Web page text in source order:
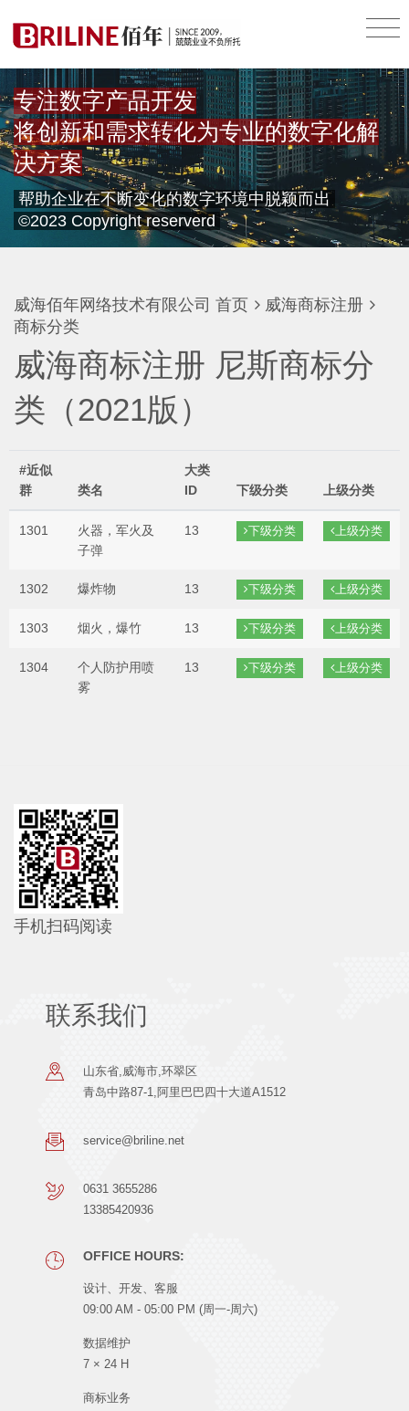
专注数字产品开发
将创新和需求转化为专业的数字化解
决方案
帮助企业在不断变化的数字环境中脱颖而出
©2023 Copyright reserverd
威海佰年网络技术有限公司 首页
威海商标注册
商标分类
威海商标注册 尼斯商标分
类（2021版）
#近似
群
类名
大类
ID
下级分类 上级分类
1301
火器，军火及
子弹
13 下级分类 上级分类
1302 爆炸物 13 下级分类 上级分类
1303 烟火，爆竹 13 下级分类 上级分类
1304
个人防护用喷
雾
13 下级分类 上级分类
手机扫码阅读
联系我们
山东省,威海市,环翠区
青岛中路87-1,阿里巴巴四十大道A1512
service@briline.net
0631 3655286
13385420936
OFFICE HOURS:
设计、开发、客服
09:00 AM - 05:00 PM (周一-周六)
数据维护
7 × 24 H
商标业务